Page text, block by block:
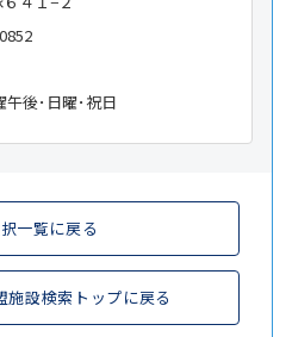
午後･日曜･祝日
一覧に戻る
施設検索トップに戻る